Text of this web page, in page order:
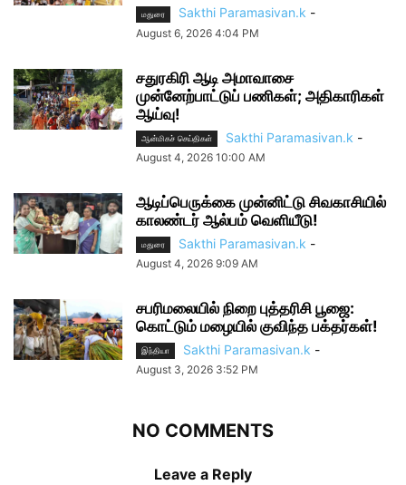
மதுரை Sakthi Paramasivan.k -
August 6, 2026 4:04 PM
சதுரகிரி ஆடி அமாவாசை
முன்னேற்பாட்டுப் பணிகள்; அதிகாரிகள்
ஆய்வு!
ஆன்மிகச் செய்திகள் Sakthi Paramasivan.k -
August 4, 2026 10:00 AM
ஆடிப்பெருக்கை முன்னிட்டு சிவகாசியில்
காலண்டர் ஆல்பம் வெளியீடு!
மதுரை Sakthi Paramasivan.k -
August 4, 2026 9:09 AM
சபரிமலையில் நிறை புத்தரிசி பூஜை:
கொட்டும் மழையில் குவிந்த பக்தர்கள்!
இந்தியா Sakthi Paramasivan.k -
August 3, 2026 3:52 PM
NO COMMENTS
Leave a Reply